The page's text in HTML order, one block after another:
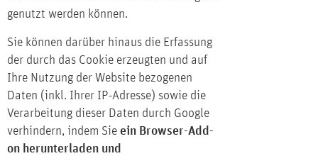
genutzt werden können.
Sie können darüber hinaus die Erfassung
der durch das Cookie erzeugten und auf
Ihre Nutzung der Website bezogenen
Daten (inkl. Ihrer IP-Adresse) sowie die
Verarbeitung dieser Daten durch Google
verhindern, indem Sie ein Browser-Add-
on herunterladen und